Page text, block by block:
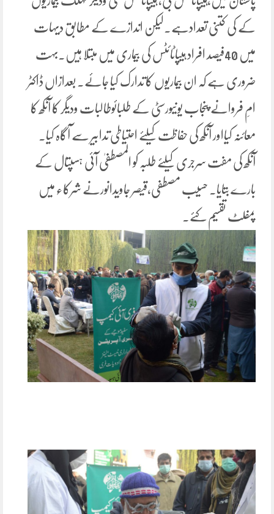
کے کی کتنی تعدادہے۔لیکن اندازے کے مطابق دیہات
میں 40فیصد افراد ہیپاٹائٹس کی بیماری میں مبتلا ہیں۔بہت
ضروری ہے کہ ان بیماریوں کا تدارک کیا جائے۔ بعدازاں ڈاکٹر
امِ فروانے پنجاب یونیورسٹی کے طلبائوطالبات ودیگر کا آنکھ کا
معائنہ کیااور آنکھ کی حفاظت کیلئے احتیاطی تدابیر سے آگاہ کیا۔
آنکھ کی مفت سرجری کیلئے طلبہ کو المصطفیٰ آئی ہسپتال کے
بارے بتایا۔ حسیب مصطفی،قیصر جاویدانورنے شرکاء میں
پمفلٹ تقسیم کئے۔